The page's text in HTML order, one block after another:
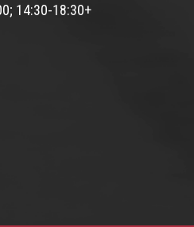
14:30-18:30+